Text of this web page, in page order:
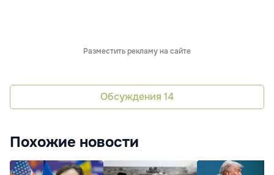
Разместить рекламу на сайте
Обсуждения 14
Похожие новости